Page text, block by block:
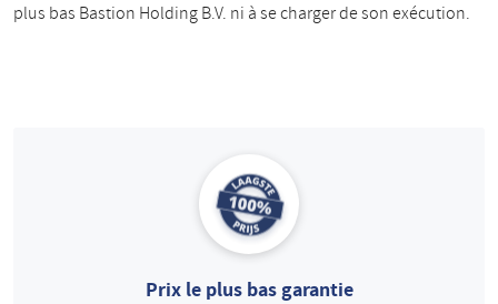
plus bas Bastion Holding B.V. ni à se charger de son exécution.
Prix le plus bas garantie